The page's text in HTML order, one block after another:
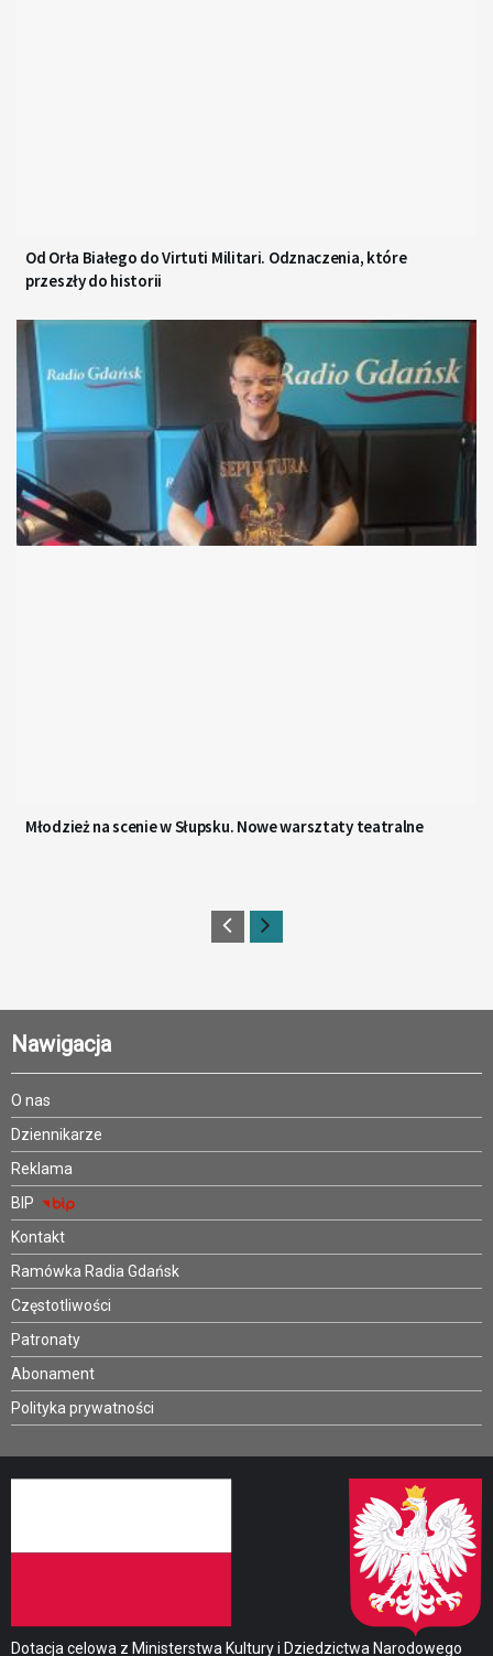
Od Orła Białego do Virtuti Militari. Odznaczenia, które
przeszły do historii
Młodzież na scenie w Słupsku. Nowe warsztaty teatralne
Nawigacja
O nas
Dziennikarze
Reklama
BIP
Kontakt
Ramówka Radia Gdańsk
Częstotliwości
Patronaty
Abonament
Polityka prywatności
Dotacja celowa z Ministerstwa Kultury i Dziedzictwa Narodowego